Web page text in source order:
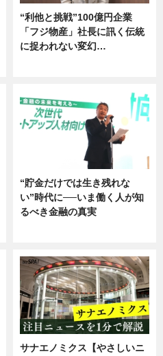
“利他と挑戦”100億円企業
「フジ物産」社長に訊く伝統
に捉われない変幻…
“貯金だけでは生き残れな
い”時代に──いま働く人が知
るべき金融の真実
サナエノミクス【やさしいニ